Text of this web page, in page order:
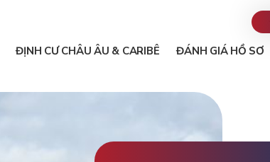
ĐỊNH CƯ CHÂU ÂU & CARIBÊ ĐÁNH GIÁ HỒ SƠ